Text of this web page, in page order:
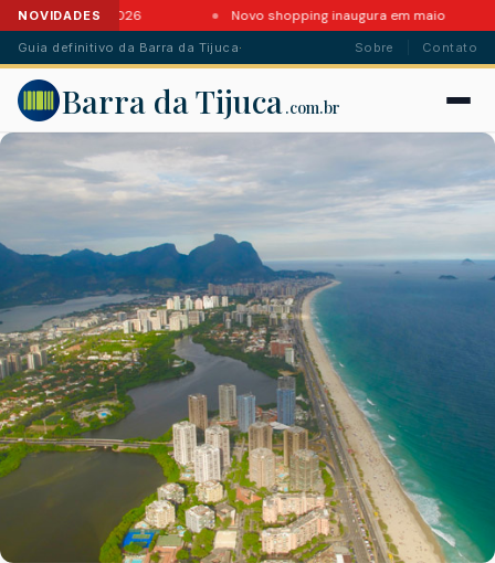
NOVIDADES
da Barra em 2026 Novo shopping inaugura em maio
Guia definitivo da Barra da Tijuca· Sobre Contato
Barra da Tijuca .com.br